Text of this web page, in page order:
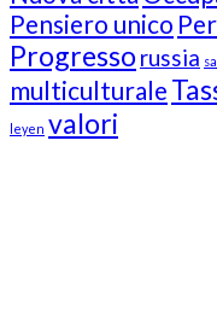
Pensiero unico
Progresso russia
multiculturale
leyen valori